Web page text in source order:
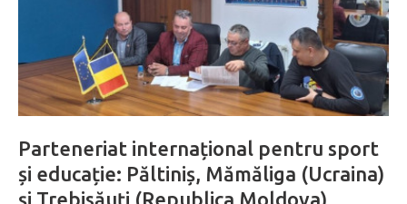
Parteneriat internațional pentru sport
și educație: Păltiniș, Mămăliga (Ucraina)
și Trebisăuți (Republica Moldova)